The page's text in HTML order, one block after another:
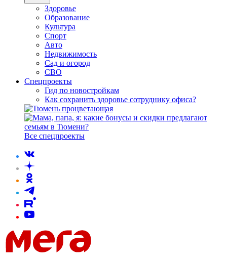
Здоровье
Образование
Культура
Спорт
Авто
Недвижимость
Сад и огород
СВО
Спецпроекты
Гид по новостройкам
Как сохранить здоровье сотруднику офиса?
Все спецпроекты